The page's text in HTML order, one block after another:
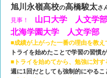
旭川永嶺高校の高橋駿太さ
見事！ 山口大学 人文学部
北海学園大学 人文学部
■成績が上がった一番の理由を教え
トライを始めたことで学習の習慣
■トライを始めてから、勉強に対
週に1回だとしても強制的にやる